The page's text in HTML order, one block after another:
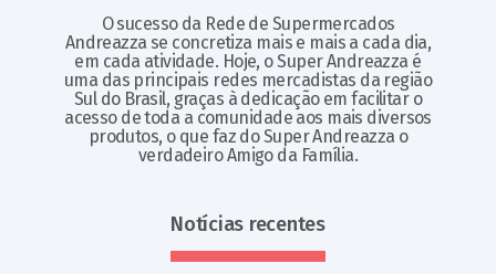
O sucesso da Rede de Supermercados
Andreazza se concretiza mais e mais a cada dia,
em cada atividade. Hoje, o Super Andreazza é
uma das principais redes mercadistas da região
Sul do Brasil, graças à dedicação em facilitar o
acesso de toda a comunidade aos mais diversos
produtos, o que faz do Super Andreazza o
verdadeiro Amigo da Família.
Notícias recentes